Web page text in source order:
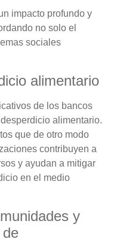
impacto profundo y
no solo el
sociales
alimentario
de los bancos
alimentario.
que de otro modo
contribuyen a
y ayudan a mitigar
en el medio
y